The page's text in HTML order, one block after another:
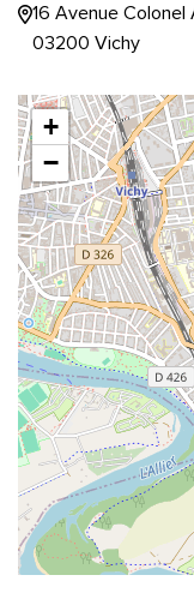
16 Avenue Colonel
03200 Vichy
+
−